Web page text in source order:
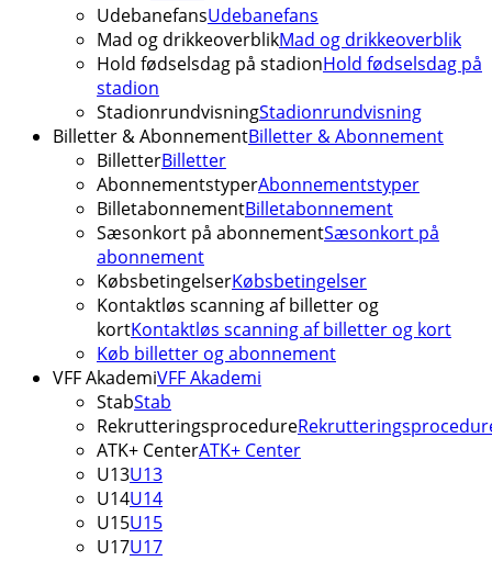
UdebanefansUdebanefans
Mad og drikkeoverblikMad og drikkeoverblik
Hold fødselsdag på stadionHold fødselsdag på
stadion
StadionrundvisningStadionrundvisning
Billetter & AbonnementBilletter & Abonnement
BilletterBilletter
AbonnementstyperAbonnementstyper
BilletabonnementBilletabonnement
Sæsonkort på abonnementSæsonkort på
abonnement
KøbsbetingelserKøbsbetingelser
Kontaktløs scanning af billetter og
kortKontaktløs scanning af billetter og kort
Køb billetter og abonnement
VFF AkademiVFF Akademi
StabStab
Rekrutteringsprocedure
ATK+ CenterATK+ Center
U13U13
U14U14
U15U15
U17U17